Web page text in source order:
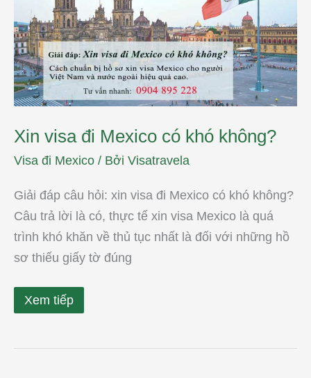
Xin visa đi Mexico có khó không?
Visa đi Mexico / Bởi Visatravela
Giải đáp câu hỏi: xin visa đi Mexico có khó không?
Câu trả lời là có, thực tế xin visa Mexico là quá
trình khó khăn về thủ tục nhất là đối với những hồ
sơ thiếu giấy tờ đúng
Mexico
có
khó
không?
Xem tiếp